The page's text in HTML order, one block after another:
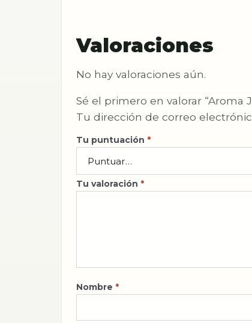
Valoraciones
No hay valoraciones aún.
Sé el primero en valorar “Aroma
Tu dirección de correo
Tu puntuación *
Tu valoración *
Nombre *